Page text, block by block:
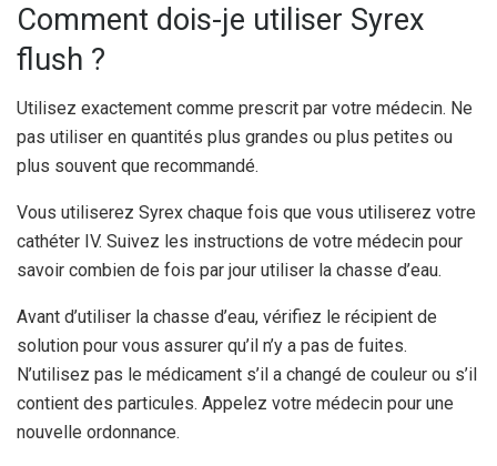
Comment dois-je utiliser Syrex
flush ?
Utilisez exactement comme prescrit par votre médecin. Ne
pas utiliser en quantités plus grandes ou plus petites ou
plus souvent que recommandé.
Vous utiliserez Syrex chaque fois que vous utiliserez votre
cathéter IV. Suivez les instructions de votre médecin pour
savoir combien de fois par jour utiliser la chasse d’eau.
Avant d’utiliser la chasse d’eau, vérifiez le récipient de
solution pour vous assurer qu’il n’y a pas de fuites.
N’utilisez pas le médicament s’il a changé de couleur ou s’il
contient des particules. Appelez votre médecin pour une
nouvelle ordonnance.